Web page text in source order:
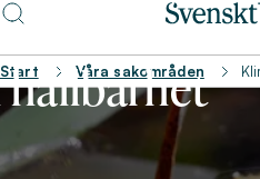
Start Våra sakområden